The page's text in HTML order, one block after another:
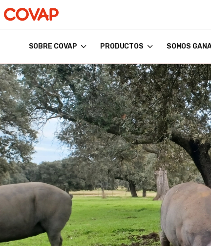
SOBRE COVAP PRODUCTOS SOMOS
Búsquedas
sugeridas
Tiendas
online
Quiénes
somos
Bienestar
Animal